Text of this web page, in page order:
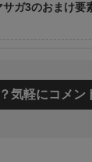
サガ3のおまけ要
気軽にコメン